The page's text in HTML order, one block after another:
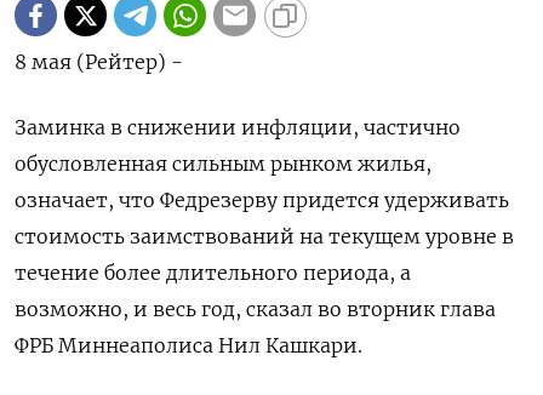
8 мая (Рейтер) -
Заминка в снижении инфляции, частично
обусловленная сильным рынком жилья,
означает, что Федрезерву придется удерживать
стоимость заимствований на текущем уровне в
течение более длительного периода, а
возможно, и весь год, сказал во вторник глава
ФРБ Миннеаполиса Нил Кашкари.